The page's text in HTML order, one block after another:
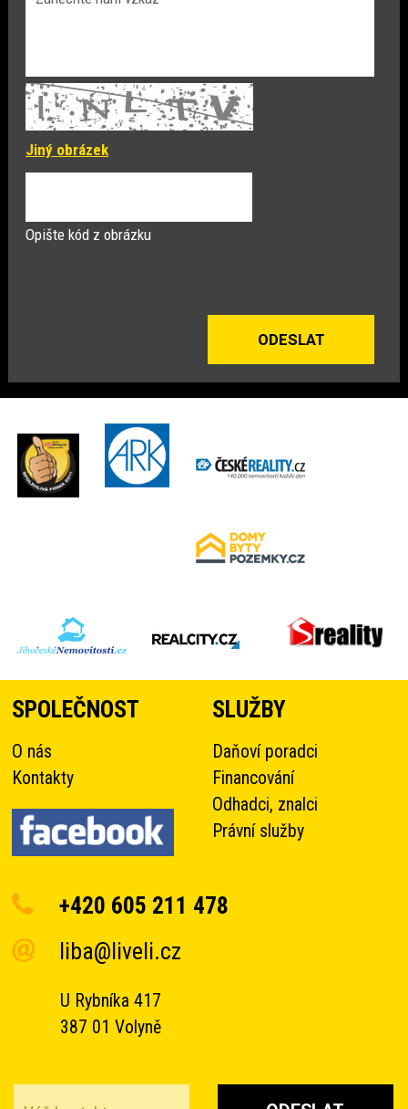
Jiný obrázek
Opište kód z obrázku
SPOLEČNOST
O nás
Kontakty
SLUŽBY
Daňoví poradci
Financování
Odhadci, znalci
Právní služby
+420 605 211 478
liba@liveli.cz
U Rybníka 417
387 01 Volyně